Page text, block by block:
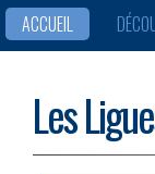
ACCUEIL
Les